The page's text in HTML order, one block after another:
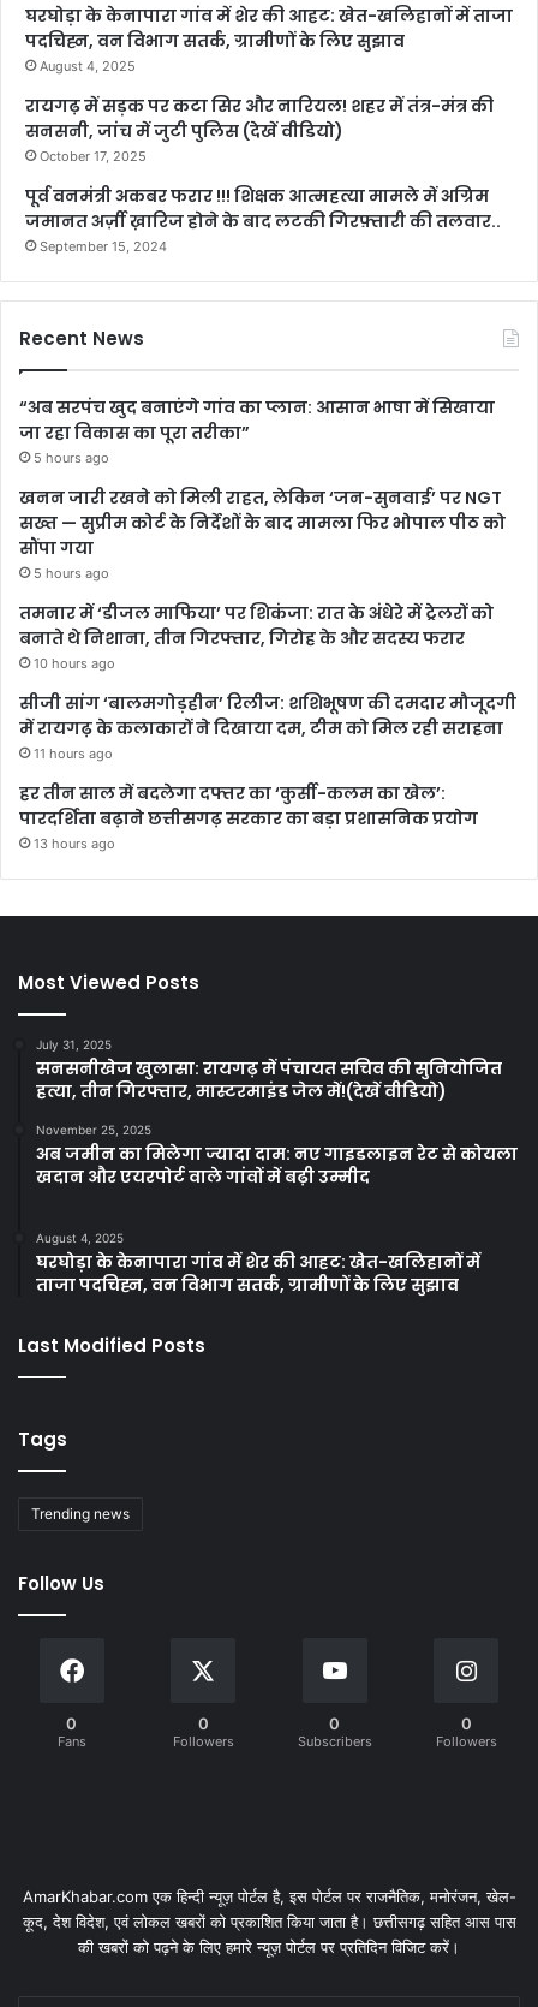
घरघोड़ा के केनापारा गांव में शेर की आहट: खेत-खलिहानों में ताजा
पदचिह्न, वन विभाग सतर्क, ग्रामीणों के लिए सुझाव
August 4, 2025
रायगढ़ में सड़क पर कटा सिर और नारियल! शहर में तंत्र-मंत्र की
सनसनी, जांच में जुटी पुलिस (देखें वीडियो)
October 17, 2025
पूर्व वनमंत्री अकबर फरार !!! शिक्षक आत्महत्या मामले में अग्रिम
जमानत अर्ज़ी ख़ारिज होने के बाद लटकी गिरफ़्तारी की तलवार..
September 15, 2024
Recent News
“अब सरपंच खुद बनाएंगे गांव का प्लान: आसान भाषा में सिखाया
जा रहा विकास का पूरा तरीका”
5 hours ago
खनन जारी रखने को मिली राहत, लेकिन ‘जन-सुनवाई’ पर NGT
सख्त — सुप्रीम कोर्ट के निर्देशों के बाद मामला फिर भोपाल पीठ को
सौंपा गया
5 hours ago
तमनार में ‘डीजल माफिया’ पर शिकंजा: रात के अंधेरे में ट्रेलरों को
बनाते थे निशाना, तीन गिरफ्तार, गिरोह के और सदस्य फरार
10 hours ago
सीजी सांग ‘बालमगोड़हीन’ रिलीज: शशिभूषण की दमदार मौजूदगी
में रायगढ़ के कलाकारों ने दिखाया दम, टीम को मिल रही सराहना
11 hours ago
हर तीन साल में बदलेगा दफ्तर का ‘कुर्सी-कलम का खेल’:
पारदर्शिता बढ़ाने छत्तीसगढ़ सरकार का बड़ा प्रशासनिक प्रयोग
13 hours ago
Most Viewed Posts
July 31, 2025
सनसनीखेज खुलासा: रायगढ़ में पंचायत सचिव की सुनियोजित
हत्या, तीन गिरफ्तार, मास्टरमाइंड जेल में!(देखें वीडियो)
November 25, 2025
अब जमीन का मिलेगा ज्यादा दाम: नए गाइडलाइन रेट से कोयला
खदान और एयरपोर्ट वाले गांवों में बढ़ी उम्मीद
August 4, 2025
घरघोड़ा के केनापारा गांव में शेर की आहट: खेत-खलिहानों में
ताजा पदचिह्न, वन विभाग सतर्क, ग्रामीणों के लिए सुझाव
Last Modified Posts
Tags
Trending news
Follow Us
0
Fans
0
Followers
0
Subscribers
0
Followers
AmarKhabar.com एक हिन्दी न्यूज़ पोर्टल है, इस पोर्टल पर राजनैतिक, मनोरंजन, खेल-
कूद, देश विदेश, एवं लोकल खबरों को प्रकाशित किया जाता है। छत्तीसगढ़ सहित आस पास
की खबरों को पढ़ने के लिए हमारे न्यूज़ पोर्टल पर प्रतिदिन विजिट करें।